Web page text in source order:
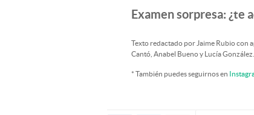
Examen sorpresa: ¿te
Texto redactado por Jaime Rubio con
Cantó, Anabel Bueno y Lucía González.
* También puedes seguirnos en